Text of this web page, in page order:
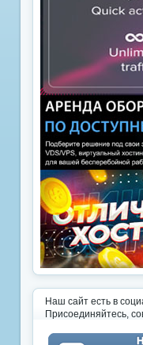
Наш сайт есть в
Присоединяйтесь,